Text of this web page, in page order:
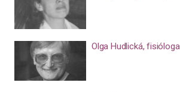
Olga Hudlická, fisióloga